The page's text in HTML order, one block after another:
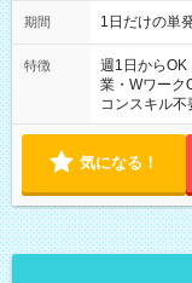
期間 1日だけの単
特徴 週1日からOK
業・Wワーク
コンスキル不
気になる！